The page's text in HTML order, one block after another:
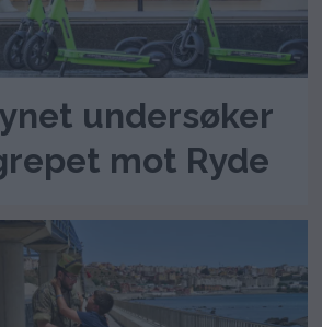
undersøker
mot Ryde